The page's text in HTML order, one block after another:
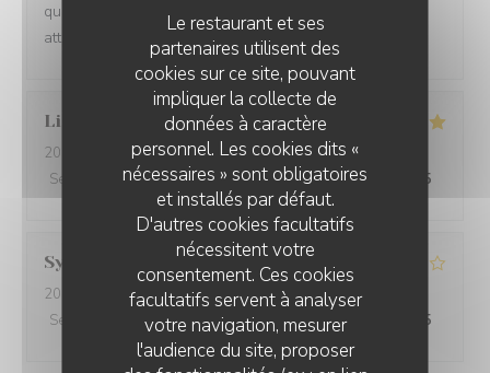
Le restaurant et ses
partenaires utilisent des
cookies sur ce site, pouvant
impliquer la collecte de
données à caractère
personnel. Les cookies dits «
nécessaires » sont obligatoires
et installés par défaut.
D'autres cookies facultatifs
nécessitent votre
consentement. Ces cookies
facultatifs servent à analyser
votre navigation, mesurer
l'audience du site, proposer
que nous mangeons, le service , l'esprit familial , les
attentions , tout est vraiment génial 👍🏻
Lionel
2026-07-12
- 12:45 - Couverts 6
Service
/5 Ambiance:5 /5 Cuisine:5/5 Qualité / Prix /5
Sylvie
2026-07-12
- 12:30 - Couverts 2
Service
Ambiance:5/5 Cuisine :4/5 Qualité / Prix /5